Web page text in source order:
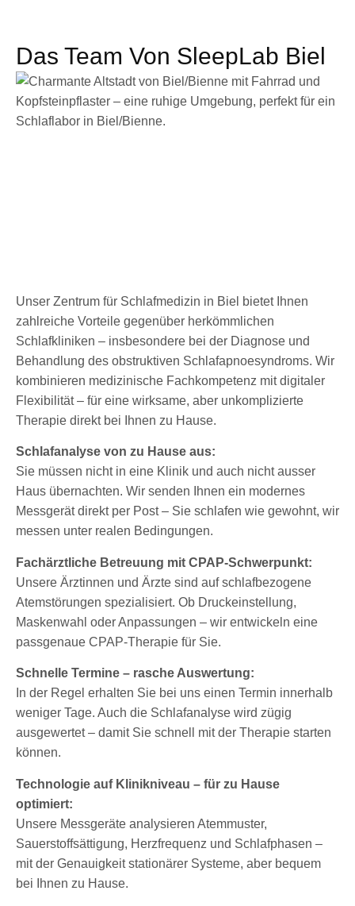
Das Team Von SleepLab Biel
Unser Zentrum für Schlafmedizin in Biel bietet Ihnen
zahlreiche Vorteile gegenüber herkömmlichen
Schlafkliniken – insbesondere bei der Diagnose und
Behandlung des obstruktiven Schlafapnoesyndroms. Wir
kombinieren medizinische Fachkompetenz mit digitaler
Flexibilität – für eine wirksame, aber unkomplizierte
Therapie direkt bei Ihnen zu Hause.
Schlafanalyse von zu Hause aus:
Sie müssen nicht in eine Klinik und auch nicht ausser
Haus übernachten. Wir senden Ihnen ein modernes
Messgerät direkt per Post – Sie schlafen wie gewohnt, wir
messen unter realen Bedingungen.
Fachärztliche Betreuung mit CPAP-Schwerpunkt:
Unsere Ärztinnen und Ärzte sind auf schlafbezogene
Atemstörungen spezialisiert. Ob Druckeinstellung,
Maskenwahl oder Anpassungen – wir entwickeln eine
passgenaue CPAP-Therapie für Sie.
Schnelle Termine – rasche Auswertung:
In der Regel erhalten Sie bei uns einen Termin innerhalb
weniger Tage. Auch die Schlafanalyse wird zügig
ausgewertet – damit Sie schnell mit der Therapie starten
können.
Technologie auf Klinikniveau – für zu Hause
optimiert:
Unsere Messgeräte analysieren Atemmuster,
Sauerstoffsättigung, Herzfrequenz und Schlafphasen –
mit der Genauigkeit stationärer Systeme, aber bequem
bei Ihnen zu Hause.